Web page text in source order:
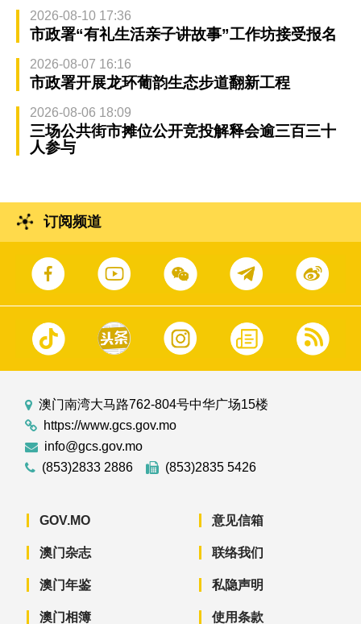
2026-08-10 17:36
市政署“有礼生活亲子讲故事”工作坊接受报名
2026-08-07 16:16
市政署开展龙环葡韵生态步道翻新工程
2026-08-06 18:09
三场公共街市摊位公开竞投解释会逾三百三十
人参与
订阅频道
澳门南湾大马路762-804号中华广场15楼
https://www.gcs.gov.mo
info@gcs.gov.mo
(853)2833 2886
(853)2835 5426
GOV.MO
澳门杂志
澳门年鉴
澳门相簿
意见信箱
联络我们
私隐声明
使用条款